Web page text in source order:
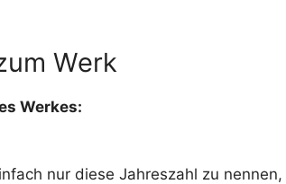
Werk
Werkes:
nur diese Jahreszahl zu